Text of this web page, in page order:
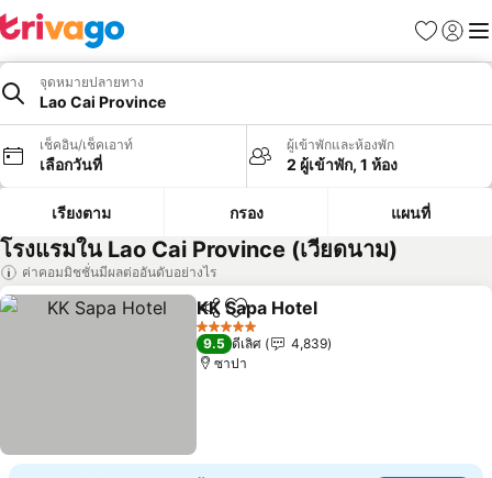
รายการโป
เข้าสู่ร
เมนู
จุดหมายปลายทาง
Lao Cai Province
เช็คอิน/เช็คเอาท์
เลือกวันที่
ผู้เข้าพักและห้องพัก
2 ผู้เข้าพัก, 1 ห้อง
เรียงตาม กรอง แผนที่
โรงแรมใน Lao Cai Province (เวียดนาม)
ค่าคอมมิชชั่นมีผลต่ออันดับอย่างไร
แชร์ เพิ่มในรายการโปรด
KK Sapa Hotel
5 ดาว
9.5 ดีเลิศ
4,839
ซาปา